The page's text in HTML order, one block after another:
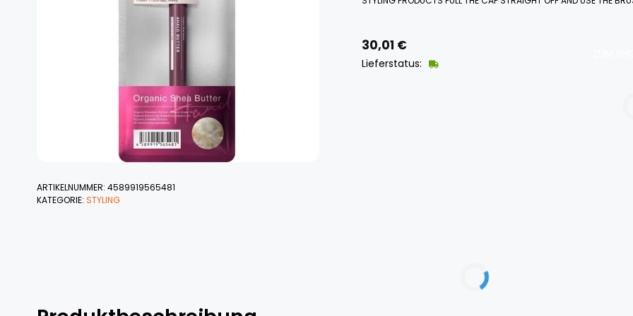
ARTIKELNUMMER: 4589919565481
KATEGORIE: STYLING
30,01 €
Lieferstatus: